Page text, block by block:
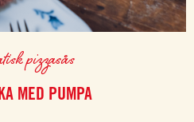
pizzasås
MED PUMPA